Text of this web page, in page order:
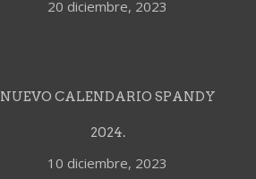
20 diciembre, 2023
NUEVO CALENDARIO SPANDY
2024.
10 diciembre, 2023